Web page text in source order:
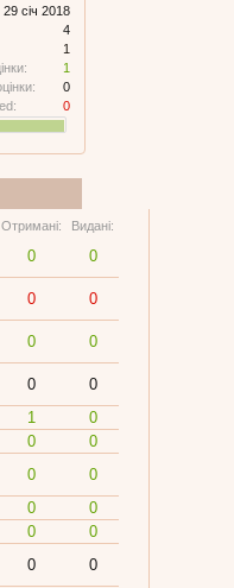
29 січ 2018
4
1
1
0
0
Отримані: Видані:
0 0
0 0
0 0
0
0
1
0
0
0
0
0
0
0
0
0
0
0